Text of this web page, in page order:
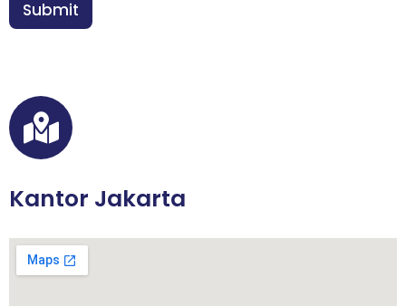
n
*
Submit
Kantor Jakarta